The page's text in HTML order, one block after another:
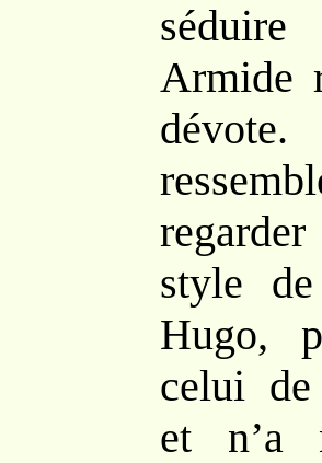
Armide
style
Hugo,
celui de
et n’a